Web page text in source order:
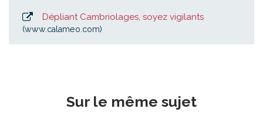
Dépliant Cambriolages, soyez vigilants
www.calameo.com
Sur le même sujet